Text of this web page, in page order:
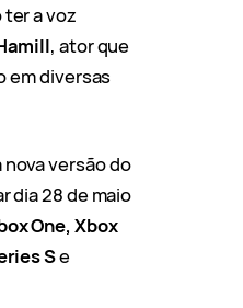
a voz
, ator que
em diversas
versão do
dia 28 de maio
One, Xbox
Se